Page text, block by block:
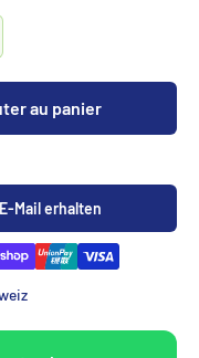
au panier
Mail erhalten